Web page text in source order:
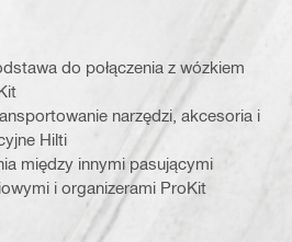
do połączenia z wózkiem
narzędzi, akcesoria i
Hilti
między innymi pasującymi
i organizerami ProKit